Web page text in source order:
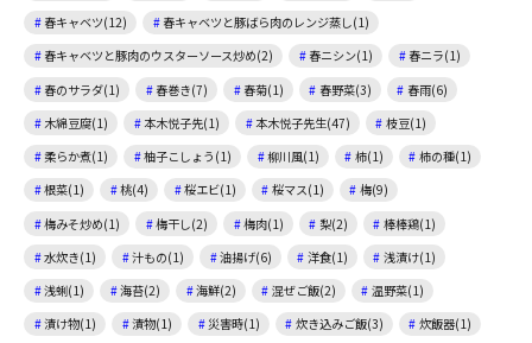
春キャベツ(12)
春キャベツと豚ばら肉のレンジ蒸し(1)
春キャベツと豚肉のウスターソース炒め(2)
春ニシン(1)
春ニラ(1)
春のサラダ(1)
春巻き(7) 春菊(1) 春野菜(3)
春雨(6)
木綿豆腐(1)
本木悦子先(1) 本木悦子先生(47)
枝豆(1)
柔らか煮(1)
柚子こしょう(1) 柳川風(1) 柿(1)
柿の種(1)
根菜(1)
桃(4) 桜エビ(1) 桜マス(1)
梅(9)
梅みそ炒め(1)
梅干し(2) 梅肉(1) 梨(2)
棒棒鶏(1)
水炊き(1)
汁もの(1) 油揚げ(6) 洋食(1)
浅漬け(1)
浅蜊(1)
海苔(2) 海鮮(2) 混ぜご飯(2)
温野菜(1)
漬け物(1)
漬物(1) 災害時(1) 炊き込みご飯(3) 炊飯器(1)